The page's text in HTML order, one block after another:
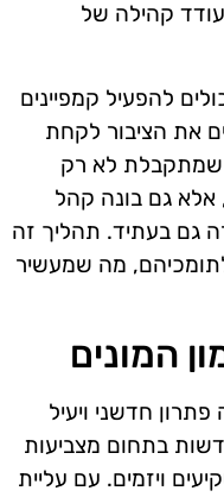
קהילה של
להפעיל קמפיינים
את הציבור לקחת
שמתקבלת לא רק
אלא גם בונה קהל
גם בעתיד. תהליך זה
לתומכיהם, מה שמעשיר
המונים
פתרון חדשני ויעיל
בתחום מצביעות
ויזמים. עם עליית